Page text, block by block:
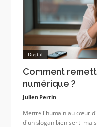
Digital
Comment
numérique ?
Julien Perrin
Mettre l'humain au cœur
d'un slogan bien senti